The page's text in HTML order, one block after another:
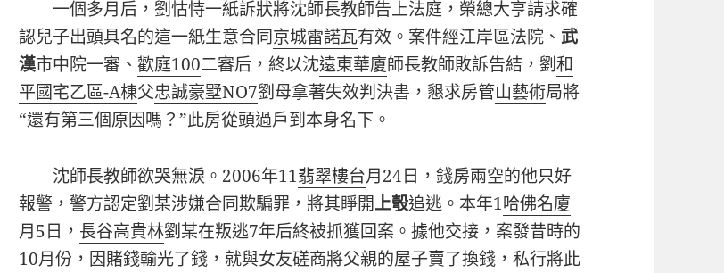
一個多月后，劉怙恃一紙訴狀將沈師長教師告上法庭， 榮總大亨請求確
認兒子出頭具名的這一紙生意合同京城雷諾瓦有效。案件經江岸區法院、武
漢市中院一審、歡庭100二審后，終以沈遠東華廈師長教師敗訴告結，劉和
平國宅乙區-A棟父忠誠豪墅NO7劉母拿著失效判決書，懇求房管山藝術局將
“還有第三個原因嗎？”此房從頭過戶到本身名下。
沈師長教師欲哭無淚。2006年11翡翠樓台月24日，錢房兩空的他只好
報警，警方認定劉某涉嫌合同欺騙罪，將其睜開上彀追逃。本年1哈佛名廈
月5日， 長谷高貴林劉某在叛逃7年后終被抓獲回案。據他交接，案發昔時的
10月份，因賭錢輸光了錢，就與女友磋商將父親的屋子賣了換錢，私行將此